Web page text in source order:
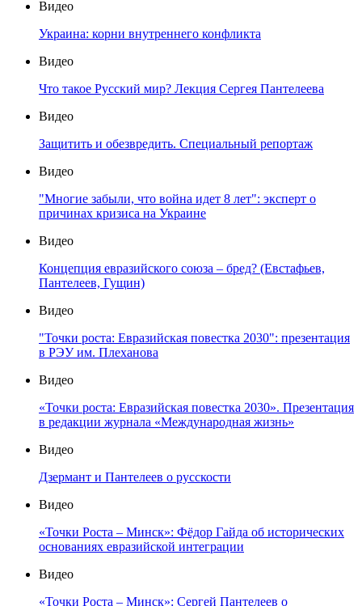
Видео
Украина: корни внутреннего конфликта
Видео
Что такое Русский мир? Лекция Сергея Пантелеева
Видео
Защитить и обезвредить. Специальный репортаж
Видео
"Многие забыли, что война идет 8 лет": эксперт о
причинах кризиса на Украине
Видео
Концепция евразийского союза – бред? (Евстафьев,
Пантелеев, Гущин)
Видео
"Точки роста: Евразийская повестка 2030": презентация
в РЭУ им. Плеханова
Видео
«Точки роста: Евразийская повестка 2030». Презентация
в редакции журнала «Международная жизнь»
Видео
Дзермант и Пантелеев о русскости
Видео
«Точки Роста – Минск»: Фёдор Гайда об исторических
основаниях евразийской интеграции
Видео
«Точки Роста – Минск»: Сергей Пантелеев о